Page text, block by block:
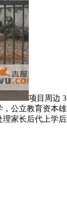
项目周边
公立教育资本
家长后代上学后